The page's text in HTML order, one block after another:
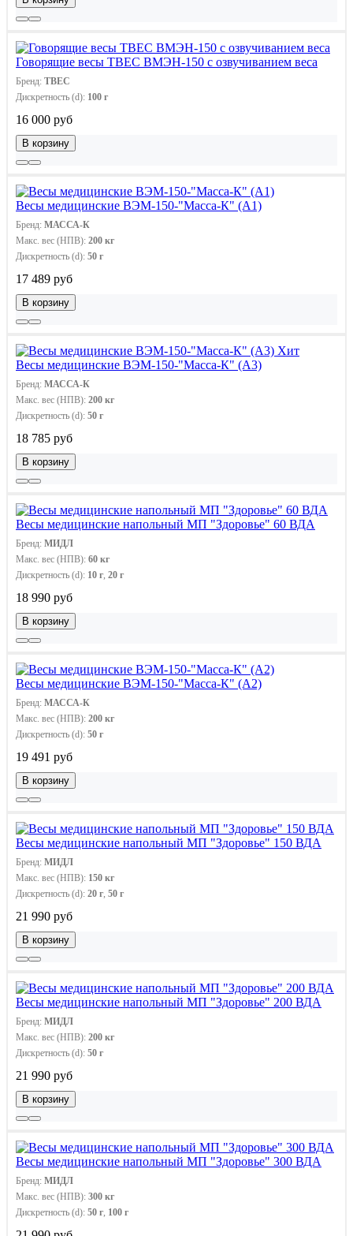
Говорящие весы ТВЕС ВМЭН-150 с озвучиванием веса
Бренд: ТВЕС
Дискретность (d): 100 г
16 000 руб
В корзину
Весы медицинские ВЭМ-150-"Масса-К" (А1)
Бренд: МАССА-К
Макс. вес (НПВ): 200 кг
Дискретность (d): 50 г
17 489 руб
В корзину
Хит
Весы медицинские ВЭМ-150-"Масса-К" (А3)
Бренд: МАССА-К
Макс. вес (НПВ): 200 кг
Дискретность (d): 50 г
18 785 руб
В корзину
Весы медицинские напольный МП "Здоровье" 60 ВДА
Бренд: МИДЛ
Макс. вес (НПВ): 60 кг
Дискретность (d): 10 г, 20 г
18 990 руб
В корзину
Весы медицинские ВЭМ-150-"Масса-К" (А2)
Бренд: МАССА-К
Макс. вес (НПВ): 200 кг
Дискретность (d): 50 г
19 491 руб
В корзину
Весы медицинские напольный МП "Здоровье" 150 ВДА
Бренд: МИДЛ
Макс. вес (НПВ): 150 кг
Дискретность (d): 20 г, 50 г
21 990 руб
В корзину
Весы медицинские напольный МП "Здоровье" 200 ВДА
Бренд: МИДЛ
Макс. вес (НПВ): 200 кг
Дискретность (d): 50 г
21 990 руб
В корзину
Весы медицинские напольный МП "Здоровье" 300 ВДА
Бренд: МИДЛ
Макс. вес (НПВ): 300 кг
Дискретность (d): 50 г, 100 г